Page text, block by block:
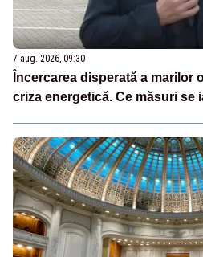
7 aug. 2026, 09:30
Încercarea disperată a marilor
criza energetică. Ce măsuri se